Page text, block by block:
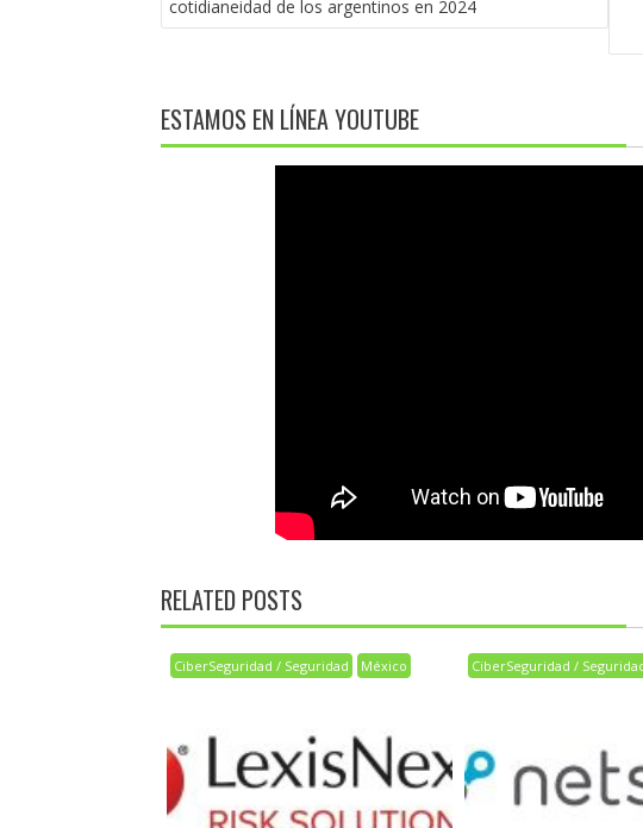
ENTRADAS
cotidianeidad de los argentinos en 2024
ESTAMOS EN LÍNEA YOUTUBE
RELATED POSTS
CiberSeguridad / Seguridad México CiberSeguridad /